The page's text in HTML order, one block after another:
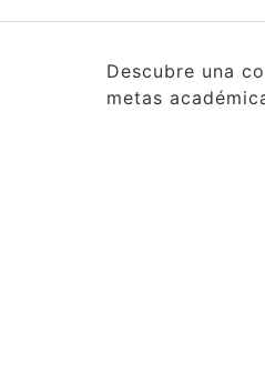
Descubre una
metas